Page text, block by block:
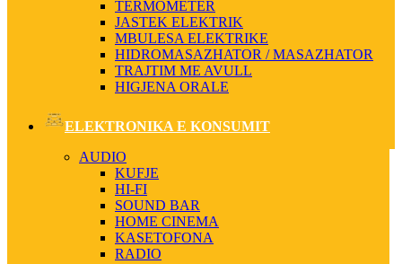
TERMOMETER
JASTEK ELEKTRIK
MBULESA ELEKTRIKE
HIDROMASAZHATOR / MASAZHATOR
TRAJTIM ME AVULL
HIGJENA ORALE
ELEKTRONIKA E KONSUMIT
AUDIO
KUFJE
HI-FI
SOUND BAR
HOME CINEMA
KASETOFONA
RADIO